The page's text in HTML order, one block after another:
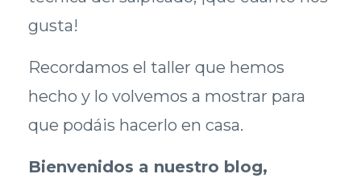
gusta!
Recordamos el taller que hemos
hecho y lo volvemos a mostrar para
que podáis hacerlo en casa.
Bienvenidos a nuestro blog,